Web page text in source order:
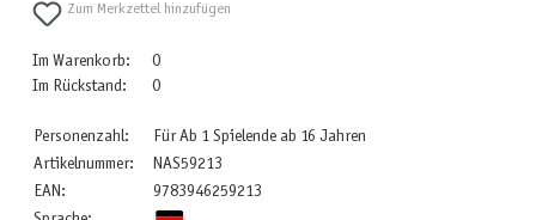
Zum Merkzettel hinzufügen
Im Warenkorb:
0
Im Rückstand:
0
Personenzahl:
Für Ab 1 Spielende ab 16 Jahren
Artikelnummer:
NAS59213
EAN:
9783946259213